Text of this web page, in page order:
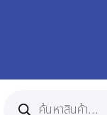
search